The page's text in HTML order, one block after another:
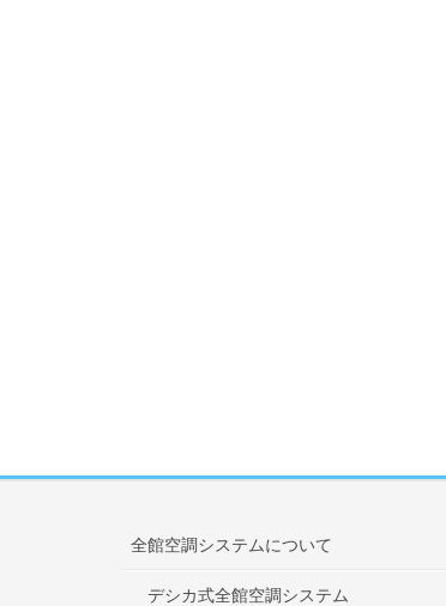
全館空調システムについて
デシカ式全館空調システム